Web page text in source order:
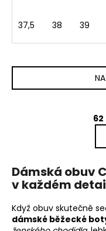
37,5 38 39
62
Dámská obuv
v každém
Když obuv skutečně
dámské běžecké